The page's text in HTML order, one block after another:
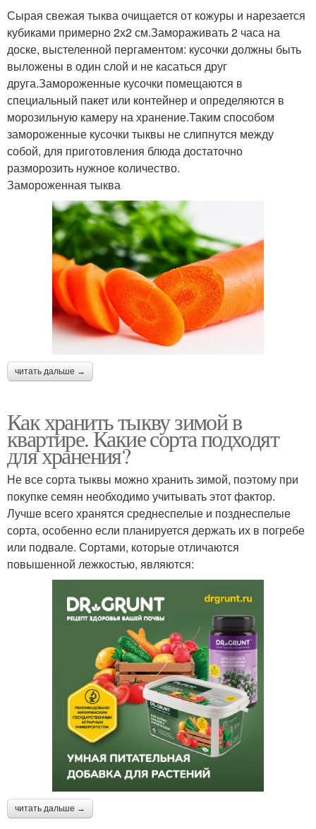
Сырая свежая тыква очищается от кожуры и нарезается
кубиками примерно 2х2 см.Замораживать 2 часа на
доске, выстеленной пергаментом: кусочки должны быть
выложены в один слой и не касаться друг
друга.Замороженные кусочки помещаются в
специальный пакет или контейнер и определяются в
морозильную камеру на хранение.Таким способом
замороженные кусочки тыквы не слипнутся между
собой, для приготовления блюда достаточно
разморозить нужное количество.
Замороженная тыква
читать дальше →
Как хранить тыкву зимой в
квартире. Какие сорта подходят
для хранения?
Не все сорта тыквы можно хранить зимой, поэтому при
покупке семян необходимо учитывать этот фактор.
Лучше всего хранятся среднеспелые и позднеспелые
сорта, особенно если планируется держать их в погребе
или подвале. Сортами, которые отличаются
повышенной лежкостью, являются:
читать дальше →